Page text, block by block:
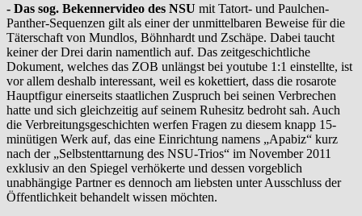
- Das sog. Bekennervideo des NSU mit Tatort- und Paulchen-
Panther-Sequenzen gilt als einer der unmittelbaren Beweise für die
Täterschaft von Mundlos, Böhnhardt und Zschäpe. Dabei taucht
keiner der Drei darin namentlich auf. Das zeitgeschichtliche
Dokument, welches das ZOB unlängst bei youtube 1:1 einstellte, ist
vor allem deshalb interessant, weil es kokettiert, dass die rosarote
Hauptfigur einerseits staatlichen Zuspruch bei seinen Verbrechen
hatte und sich gleichzeitig auf seinem Ruhesitz bedroht sah. Auch
die Verbreitungsgeschichten werfen Fragen zu diesem knapp 15-
minütigen Werk auf, das eine Einrichtung namens „Apabiz“ kurz
nach der „Selbstenttarnung des NSU-Trios“ im November 2011
exklusiv an den Spiegel verhökerte und dessen vorgeblich
unabhängige Partner es dennoch am liebsten unter Ausschluss der
Öffentlichkeit behandelt wissen möchten.